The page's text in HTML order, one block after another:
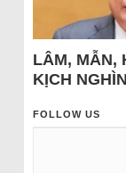
LÂM, MẪN,
KỊCH
FOLLOW US